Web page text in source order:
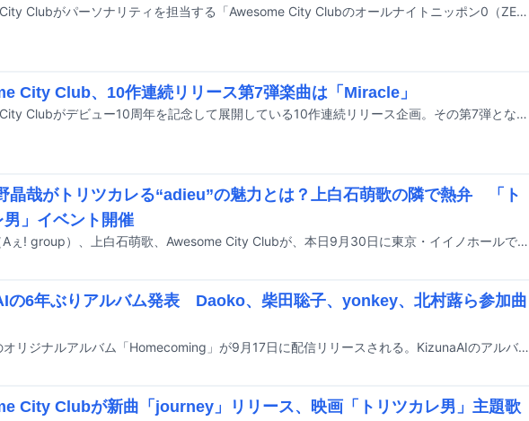
Awesome City Clubがパーソナリティを担当する「Awesome City Clubのオールナイトニッポン0（ZERO）」が12月6日深夜にニッポン放送で生放送される。
City Club、10作連続リリース第7弾楽曲は「Miracle」
Awesome City Clubがデビュー10周年を記念して展開している10作連続リリース企画。その第7弾となる新曲「Miracle」が10月8日に配信リリースされることが決定した。
晶哉がトリツカレる“adieu”の魅力とは？上白石萌歌の隣で熱弁 「ト
男」イベント開催
佐野晶哉（Aぇ! group）、上白石萌歌、Awesome City Clubが、本日9月30日に東京・イイノホールで行われた映画「トリツカレ男」のプレミア上映会に登壇した。
の6年ぶりアルバム発表 Daoko、柴田聡子、yonkey、北村蕗ら参加曲
KizunaAIのオリジナルアルバム「Homecoming」が9月17日に配信リリースされる。KizunaAIのアルバムがリリースされるのは2019年の1stアルバム「hello, world」以来およそ6年ぶりとなる。
City Clubが新曲「journey」リリース、映画「トリツカレ男」主題歌